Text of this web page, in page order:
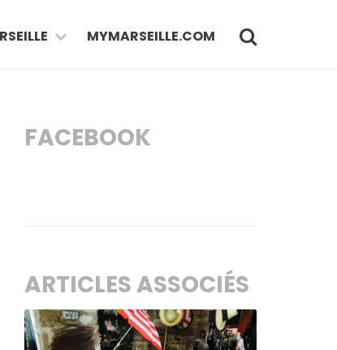
MYMARSEILLE.COM
FACEBOOK
ARTICLES ASSOCIÉS